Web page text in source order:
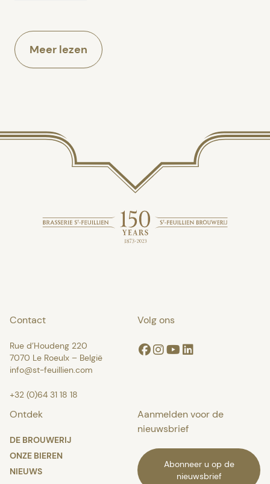
Meer lezen
Contact
Rue d’Houdeng 220
7070 Le Roeulx – België
info@st-feuillien.com
+32 (0)64 31 18 18
Volg ons
Facebook
Instagram
YoutubeLinkedin
Ontdek
DE BROUWERIJ
ONZE BIEREN
NIEUWS
Aanmelden voor de
nieuwsbrief
Abonneer u op de
nieuwsbrief